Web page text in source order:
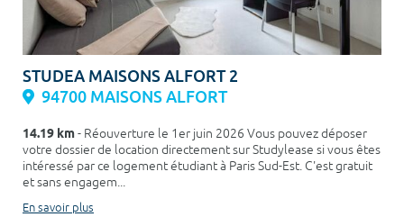
STUDEA MAISONS ALFORT 2
94700 MAISONS ALFORT
14.19 km- Réouverture le 1er juin 2026 Vous pouvez déposer
votre dossier de location directement sur Studylease si vous êtes
intéressé par ce logement étudiant à Paris Sud-Est. C'est gratuit
et sans engagem...
En savoir plus